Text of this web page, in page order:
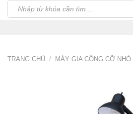
kiếm:
TRANG CHỦ / MÁY GIA CÔNG CỠ NHỎ